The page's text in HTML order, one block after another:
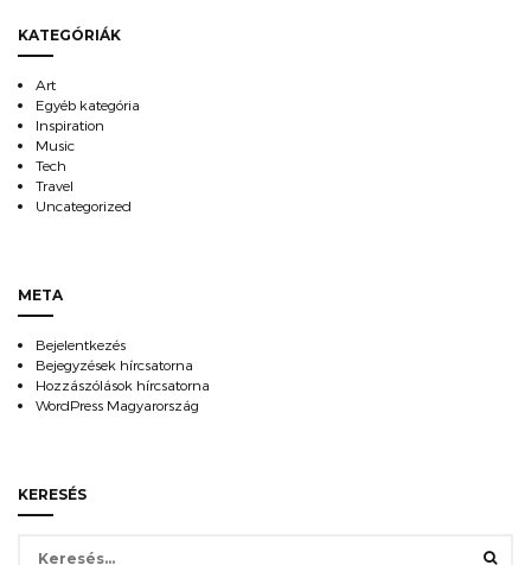
KATEGÓRIÁK
Art
Egyéb kategória
Inspiration
Music
Tech
Travel
Uncategorized
META
Bejelentkezés
Bejegyzések hírcsatorna
Hozzászólások hírcsatorna
WordPress Magyarország
KERESÉS